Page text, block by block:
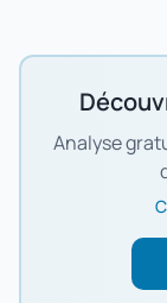
Analyse